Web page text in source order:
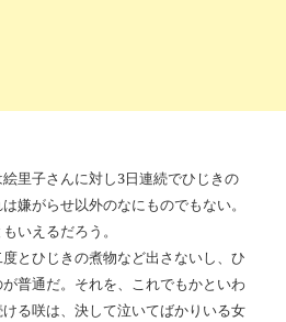
里子さんに対し3日連続でひじきの
嫌がらせ以外のなにものでもない。
いえるだろう。
とひじきの煮物など出さないし、ひ
普通だ。それを、これでもかといわ
る咲は、決して泣いてばかりいる女